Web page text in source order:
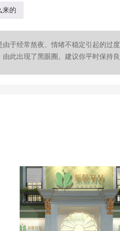
来的
由于经常熬夜、情绪不稳定引起的过
由此出现了黑眼圈。建议你平时保持